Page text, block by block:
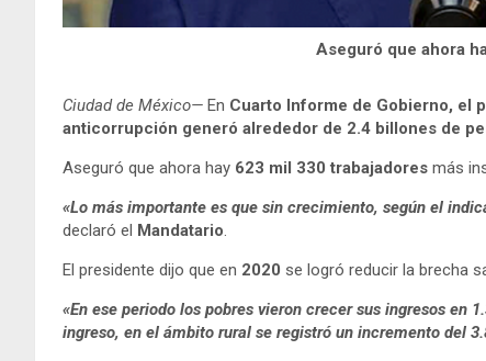
Aseguró que ahora
Ciudad de México— En Cuarto Informe de Gobierno, el
anticorrupción generó alrededor de 2.4 billones de
Aseguró que ahora hay 623 mil 330 trabajadores más
«Lo más importante es que sin crecimiento, según el
declaró el
Mandatario.
El presidente dijo que en 2020 se logró reducir la brecha
«En ese periodo los pobres vieron crecer sus ingresos en
ingreso, en el ámbito rural se registró un incremento del